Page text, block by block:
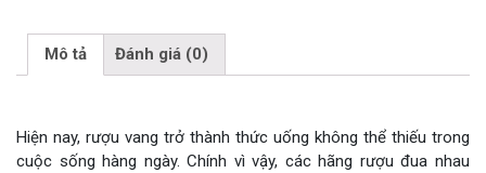
Mô tả Đánh giá (0)
Hiện nay, rượu vang trở thành thức uống không thể thiếu trong
cuộc sống hàng ngày. Chính vì vậy, các hãng rượu đua nhau